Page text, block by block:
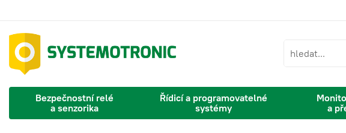
Bezpečnostní relé
a senzorika
Řídicí a programovatelné
systémy
a